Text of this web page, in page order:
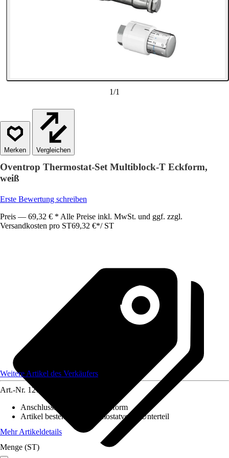
1/1
Vergleichen
Oventrop Thermostat-Set Multiblock-T Eckform,
weiß
Erste Bewertung schreiben
Preis — 69,32 € * Alle Preise inkl. MwSt. und ggf. zzgl.
Versandkosten pro ST69,32 €*/ ST
Weitere Artikel des Verkäufers
Art.-Nr. 12739515
Anschlussform
Durchgangsform
Artikel besteht aus
Thermostatventil-Unterteil
Mehr Artikeldetails
Menge (ST)